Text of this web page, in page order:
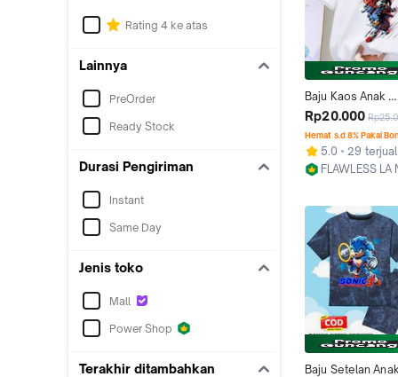
Rating 4 ke atas
Lainnya
PreOrder
Ready Stock
Durasi Pengiriman
Instant
Same Day
Jenis toko
Mall
Power Shop
Terakhir ditambahkan
Baju Kaos Anak
Perempuan/Laki-
FLNBAK92
2-12 thn Gambar
Fashion Katun
Rp20.000
Hemat s.d 8% Pakai
5.0
29 terjual
FLAWLESS LA
Baju Setelan